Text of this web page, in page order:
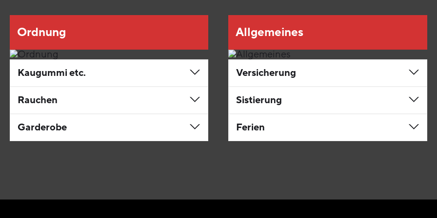
Ordnung
Kaugummi etc.
Rauchen
Garderobe
Allgemeines
Versicherung
Sistierung
Ferien